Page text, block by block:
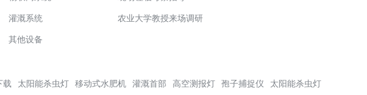
灌溉系统
其他设备
农业大学教授来场调研
载 太阳能杀虫灯 移动式水肥机 灌溉首部 高空测报灯 孢子捕捉仪 太阳能杀虫灯